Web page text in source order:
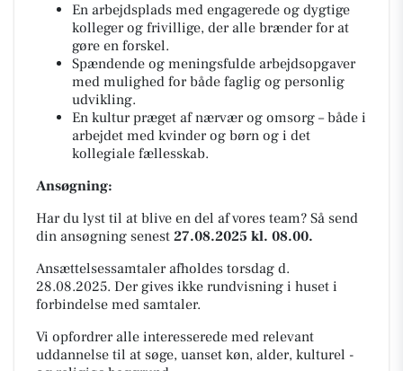
En arbejdsplads med engagerede og dygtige
kolleger og frivillige, der alle brænder for at
gøre en forskel.
Spændende og meningsfulde arbejdsopgaver
med mulighed for både faglig og personlig
udvikling.
En kultur præget af nærvær og omsorg – både i
arbejdet med kvinder og børn og i det
kollegiale fællesskab.
Ansøgning:
Har du lyst til at blive en del af vores team? Så send
din ansøgning senest 27.08.2025 kl. 08.00.
Ansættelsessamtaler afholdes torsdag d.
28.08.2025. Der gives ikke rundvisning i huset i
forbindelse med samtaler.
Vi opfordrer alle interesserede med relevant
uddannelse til at søge, uanset køn, alder, kulturel -